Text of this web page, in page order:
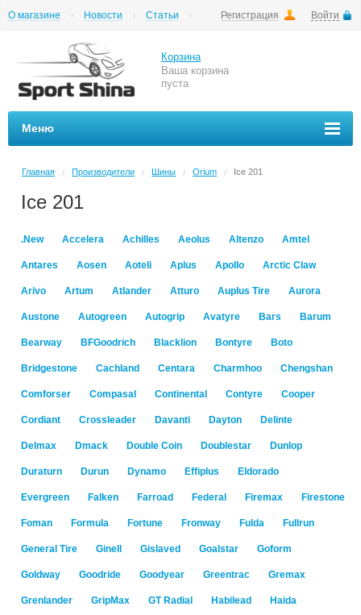
Регистрация Войти
О магазине Новости
Статьи
Корзина
Ваша корзина
пуста
Меню
Главная / Производители / Шины / Orium / Ice 201
Ice 201
.New Accelera Achilles Aeolus Altenzo Amtel
Antares Aosen Aoteli Aplus Apollo Arctic Claw
Arivo Artum Atlander Atturo Auplus Tire Aurora
Austone Autogreen Autogrip Avatyre Bars Barum
Bearway BFGoodrich Blacklion Bontyre Boto
Bridgestone Cachland Centara Charmhoo Chengshan
Comforser Compasal Continental Contyre Cooper
Cordiant Crossleader Davanti Dayton Delinte
Delmax Dmack Double Coin Doublestar Dunlop
Duraturn Durun Dynamo Effiplus Eldorado
Evergreen Falken Farroad Federal Firemax Firestone
Foman Formula Fortune Fronway Fulda Fullrun
General Tire Ginell Gislaved Goalstar Goform
Goldway Goodride Goodyear Greentrac Gremax
Grenlander GripMax GT Radial Habilead Haida